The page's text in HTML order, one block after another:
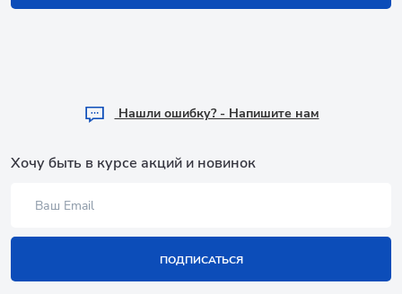
Hашли ошибку? - Напишите нам
Хочу быть в курсе акций и новинок
ПОДПИСАТЬСЯ